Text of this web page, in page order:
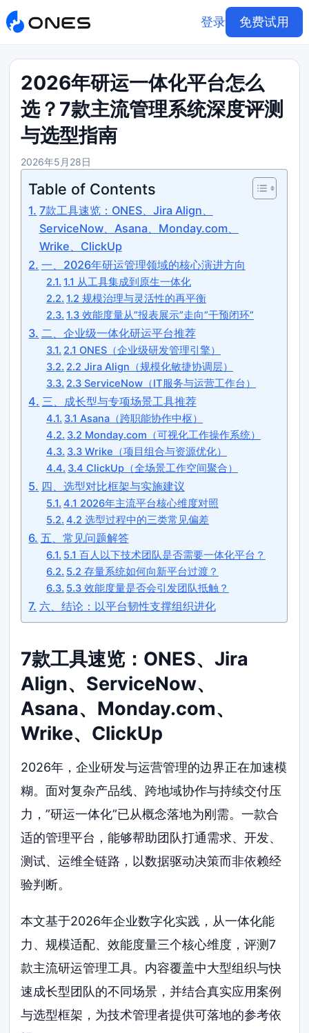
登录 免费试用
2026年研运一体化平台怎么
选？7款主流管理系统深度评测
与选型指南
2026年5月28日
Table of Contents
7款工具速览：ONES、Jira Align、
ServiceNow、Asana、Monday.com、
Wrike、ClickUp
一、2026年研运管理领域的核心演进方向
1.1 从工具集成到原生一体化
1.2 规模治理与灵活性的再平衡
1.3 效能度量从”报表展示”走向”干预闭环”
二、企业级一体化研运平台推荐
2.1 ONES（企业级研发管理引擎）
2.2 Jira Align（规模化敏捷协调层）
2.3 ServiceNow（IT服务与运营工作台）
三、成长型与专项场景工具推荐
3.1 Asana（跨职能协作中枢）
3.2 Monday.com（可视化工作操作系统）
3.3 Wrike（项目组合与资源优化）
3.4 ClickUp（全场景工作空间聚合）
四、选型对比框架与实施建议
4.1 2026年主流平台核心维度对照
4.2 选型过程中的三类常见偏差
五、常见问题解答
5.1 百人以下技术团队是否需要一体化平台？
5.2 存量系统如何向新平台过渡？
5.3 效能度量是否会引发团队抵触？
六、结论：以平台韧性支撑组织进化
7款工具速览：ONES、Jira
Align、ServiceNow、
Asana、Monday.com、
Wrike、ClickUp
2026年，企业研发与运营管理的边界正在加速模
糊。面对复杂产品线、跨地域协作与持续交付压
力，”研运一体化”已从概念落地为刚需。一款合
适的管理平台，能够帮助团队打通需求、开发、
测试、运维全链路，以数据驱动决策而非依赖经
验判断。
本文基于2026年企业数字化实践，从一体化能
力、规模适配、效能度量三个核心维度，评测7
款主流研运管理工具。内容覆盖中大型组织与快
速成长型团队的不同场景，并结合真实应用案例
与选型框架，为技术管理者提供可落地的参考依